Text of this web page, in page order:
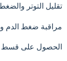
تقليل التوتر
مراقبة ضغط الدم
الحصول على قسط